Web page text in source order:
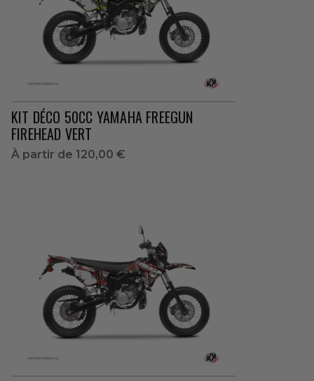
KIT DÉCO 50CC YAMAHA FREEGUN
FIREHEAD VERT
À partir de 120,00 €